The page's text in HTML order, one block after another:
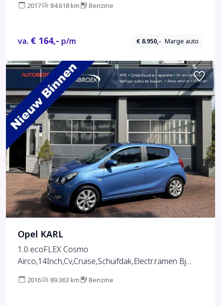
2017 84.618 km Benzine
va. € 164,- p/m € 8.950,- Marge auto
Opel KARL
1.0 ecoFLEX Cosmo
Airco,14Inch,Cv,Cruise,Schuifdak,Electr.ramen Bj
2016 89.363 km Benzine